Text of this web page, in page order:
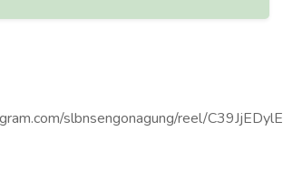
slbnsengonagung/reel/